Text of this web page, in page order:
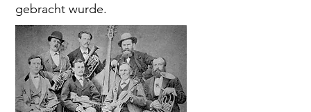
gebracht wurde.